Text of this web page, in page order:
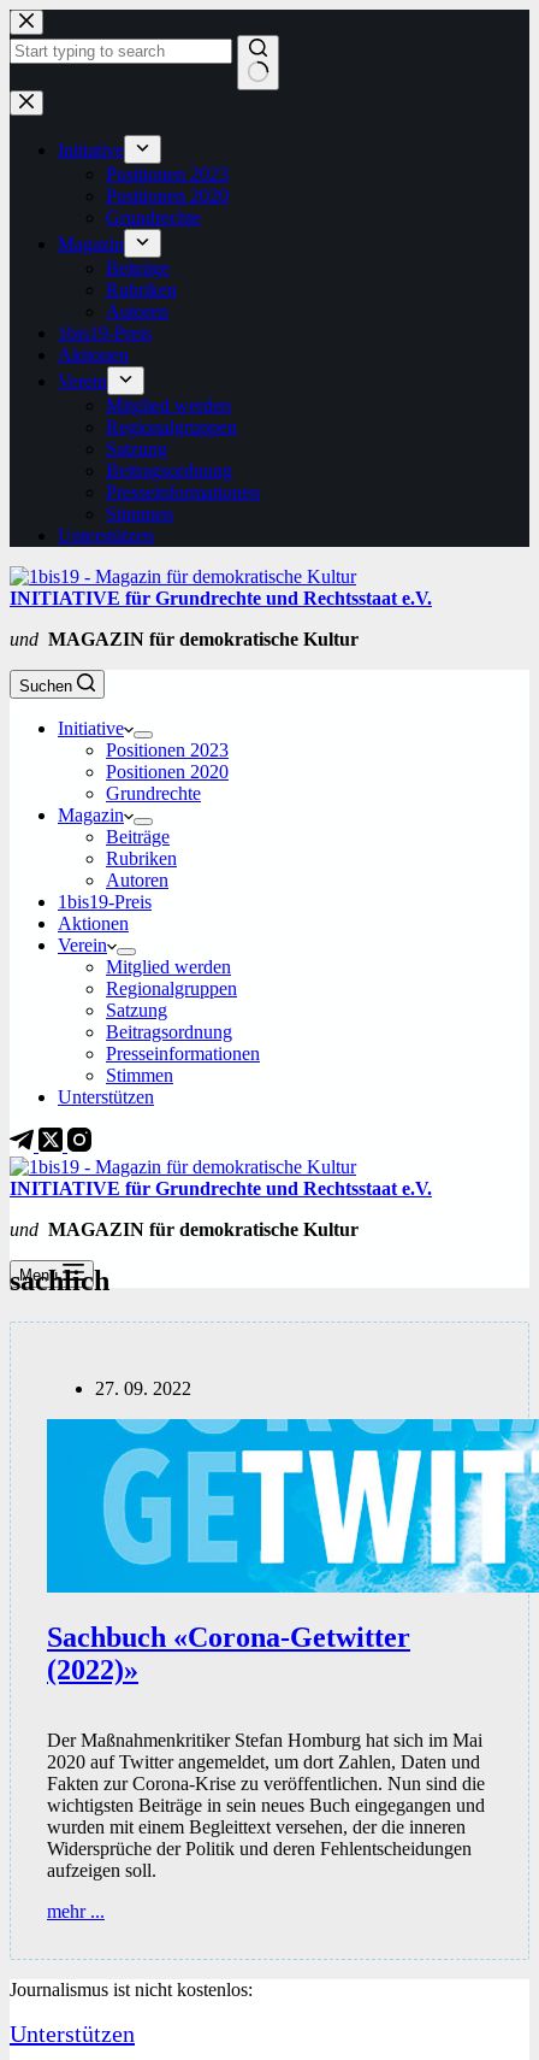
Zum
Inhalt
springen
Keine
Ergebnisse
Initiative
Positionen 2023
Positionen 2020
Grundrechte
Magazin
Beiträge
Rubriken
Autoren
1bis19-Preis
Aktionen
Verein
Mitglied werden
Regionalgruppen
Satzung
Beitragsordnung
Presseinformationen
Stimmen
Unterstützen
INITIATIVE für Grundrechte und Rechtsstaat e.V.
und MAGAZIN für demokratische Kultur
Suchen
Initiative
Positionen 2023
Positionen 2020
Grundrechte
Magazin
Beiträge
Rubriken
Autoren
1bis19-Preis
Aktionen
Verein
Mitglied werden
Regionalgruppen
Satzung
Beitragsordnung
Presseinformationen
Stimmen
Unterstützen
INITIATIVE für Grundrechte und Rechtsstaat e.V.
und MAGAZIN für demokratische Kultur
Menü
sachlich
27. 09. 2022
Sachbuch «Corona-Getwitter
(2022)»
Der Maßnahmenkritiker Stefan Homburg hat sich im Mai
2020 auf Twitter angemeldet, um dort Zahlen, Daten und
Fakten zur Corona-Krise zu veröffentlichen. Nun sind die
wichtigsten Beiträge in sein neues Buch eingegangen und
wurden mit einem Begleittext versehen, der die inneren
Widersprüche der Politik und deren Fehlentscheidungen
aufzeigen soll.
mehr ...
Journalismus ist nicht kostenlos:
Unterstützen